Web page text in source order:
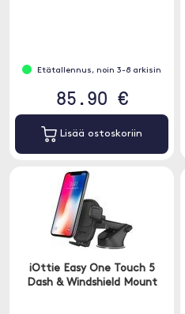
Etätallennus, noin 3-8 arkisin
85.90 €
Lisää ostoskoriin
iOttie Easy One Touch 5
Dash & Windshield Mount